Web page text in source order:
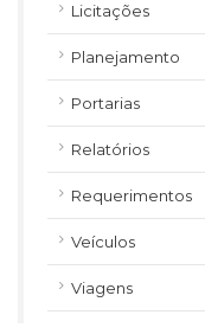
Licitações
Planejamento
Portarias
Relatórios
Requerimentos
Veículos
Viagens